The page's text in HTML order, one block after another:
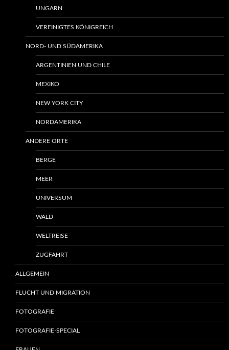
UNGARN
VEREINIGTES KÖNIGREICH
NORD- UND SÜDAMERIKA
ARGENTINIEN UND CHILE
MEXIKO
NEW YORK CITY
NORDAMERIKA
ANDERE ORTE
BERGE
MEER
UNIVERSUM
WALD
WELTREISE
ZUGFAHRT
ALLGEMEIN
FLUCHT UND MIGRATION
FOTOGRAFIE
FOTOGRAFIE-SPECIAL